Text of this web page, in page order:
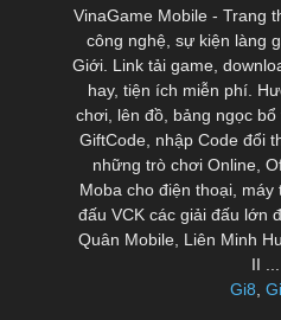
VinaGame Mobile - Trang
công nghệ, sự kiện làng
Giới. Link tải game,
hay, tiện ích miễn phí.
chơi, lên đồ, bảng ngọc
GiftCode, nhập Code đổi
những trò chơi Online,
Moba cho điện thoại,
đấu VCK các giải đấu lớn
Quân Mobile, Liên Minh
II ...
Gi8,